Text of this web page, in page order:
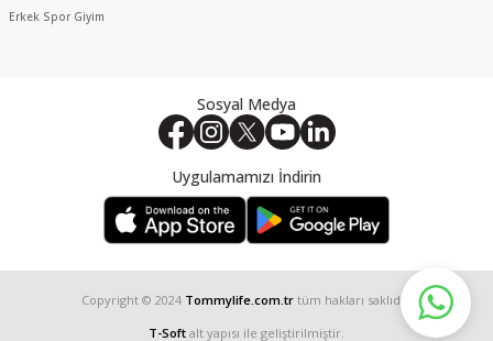
Sosyal Medya
Uygulamamızı İndirin
Erkek Spor Giyim
Copyright © 2024 Tommylife.com.trtüm hakları saklıdır.
T-Soft alt yapısı ile geliştirilmiştir.